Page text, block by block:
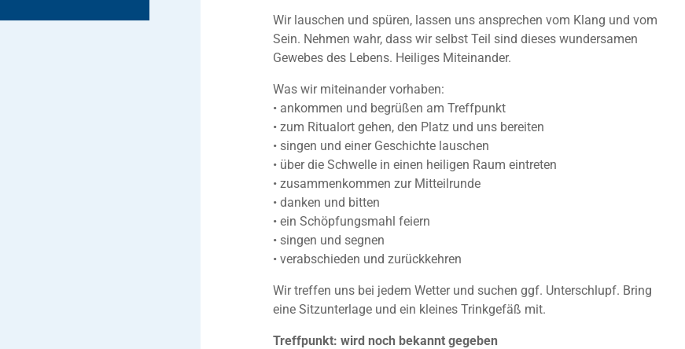
Wir lauschen und spüren, lassen uns ansprechen vom Klang und vom
Sein. Nehmen wahr, dass wir selbst Teil sind dieses wundersamen
Gewebes des Lebens. Heiliges Miteinander.
Was wir miteinander vorhaben:
• ankommen und begrüßen am Treffpunkt
• zum Ritualort gehen, den Platz und uns bereiten
• singen und einer Geschichte lauschen
• über die Schwelle in einen heiligen Raum eintreten
• zusammenkommen zur Mitteilrunde
• danken und bitten
• ein Schöpfungsmahl feiern
• singen und segnen
• verabschieden und zurückkehren
Wir treffen uns bei jedem Wetter und suchen ggf. Unterschlupf. Bring
eine Sitzunterlage und ein kleines Trinkgefäß mit.
Treffpunkt: wird noch bekannt gegeben